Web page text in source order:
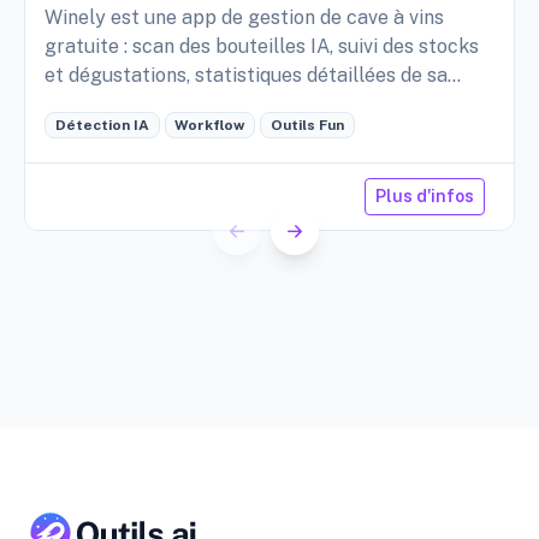
Winely est une app de gestion de cave à vins
gratuite : scan des bouteilles IA, suivi des stocks
et dégustations, statistiques détaillées de sa
Détection IA Workflow Outils Fun
Plus d'infos